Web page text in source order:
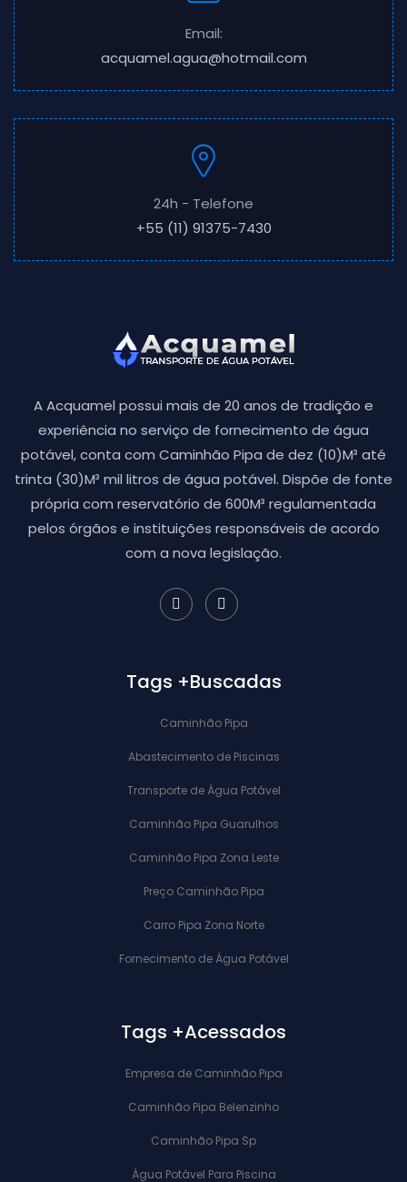
Email:
acquamel.agua@hotmail.com
24h - Telefone
+55 (11) 91375-7430
A Acquamel possui mais de 20 anos de tradição e
experiência no serviço de fornecimento de água
potável, conta com Caminhão Pipa de dez (10)M³ até
trinta (30)M³ mil litros de água potável. Dispõe de fonte
própria com reservatório de 600M³ regulamentada
pelos órgãos e instituições responsáveis de acordo
com a nova legislação.
Tags +Buscadas
Caminhão Pipa
Abastecimento de Piscinas
Transporte de Água Potável
Caminhão Pipa Guarulhos
Caminhão Pipa Zona Leste
Preço Caminhão Pipa
Carro Pipa Zona Norte
Fornecimento de Água Potável
Tags +Acessados
Empresa de Caminhão Pipa
Caminhão Pipa Belenzinho
Caminhão Pipa Sp
Água Potável Para Piscina